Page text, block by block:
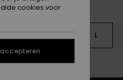
S M L
cookies voor